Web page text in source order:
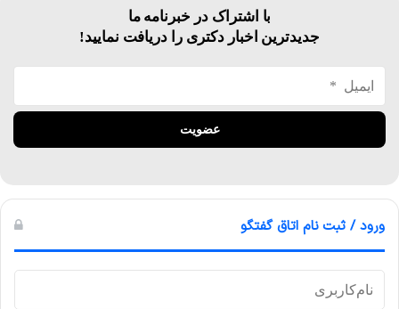
با اشتراک در خبرنامه ما
جدیدترین اخبار دکتری را دریافت نمایید!
ورود / ثبت نام اتاق گفتگو